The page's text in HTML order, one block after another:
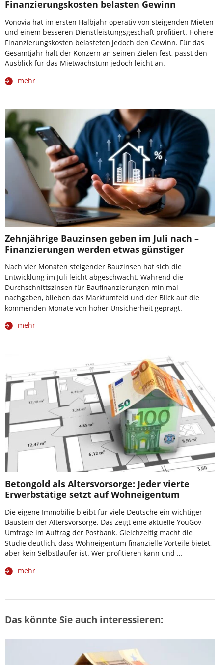
Finanzierungskosten belasten Gewinn
Vonovia hat im ersten Halbjahr operativ von steigenden Mieten
und einem besseren Dienstleistungsgeschäft profitiert. Höhere
Finanzierungskosten belasteten jedoch den Gewinn. Für das
Gesamtjahr hält der Konzern an seinen Zielen fest, passt den
Ausblick für das Mietwachstum jedoch leicht an.
mehr
Zehnjährige Bauzinsen geben im Juli nach –
Finanzierungen werden etwas günstiger
Nach vier Monaten steigender Bauzinsen hat sich die
Entwicklung im Juli leicht abgeschwächt. Während die
Durchschnittszinsen für Baufinanzierungen minimal
nachgaben, blieben das Marktumfeld und der Blick auf die
kommenden Monate von hoher Unsicherheit geprägt.
mehr
Betongold als Altersvorsorge: Jeder vierte
Erwerbstätige setzt auf Wohneigentum
Die eigene Immobilie bleibt für viele Deutsche ein wichtiger
Baustein der Altersvorsorge. Das zeigt eine aktuelle YouGov-
Umfrage im Auftrag der Postbank. Gleichzeitig macht die
Studie deutlich, dass Wohneigentum finanzielle Vorteile bietet,
aber kein Selbstläufer ist. Wer profitieren kann und …
mehr
Das könnte Sie auch interessieren: